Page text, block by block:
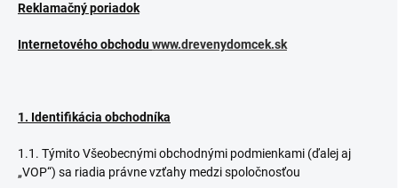
Reklamačný poriadok
Internetového obchoduwww.drevenydomcek.sk
1. Identifikácia obchodníka
1.1. Týmito Všeobecnými obchodnými podmienkami (ďalej aj
„VOP“) sa riadia právne vzťahy medzi spoločnosťou